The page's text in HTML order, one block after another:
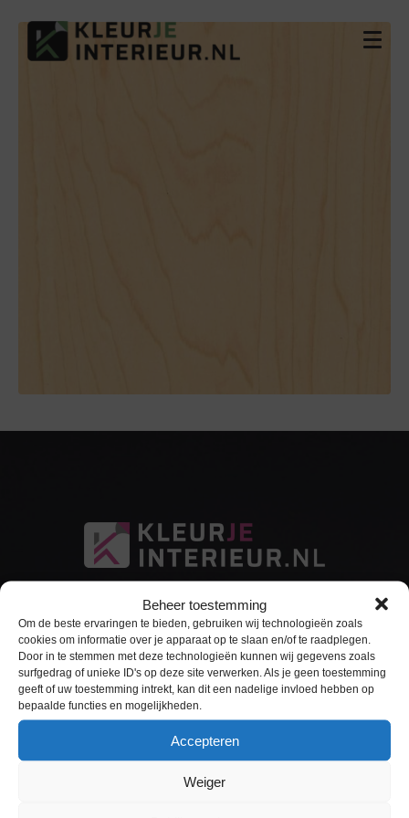
Beheer toestemming
Om de beste ervaringen te bieden, gebruiken wij technologieën zoals
cookies om informatie over je apparaat op te slaan en/of te raadplegen.
Door in te stemmen met deze technologieën kunnen wij gegevens zoals
surfgedrag of unieke ID's op deze site verwerken. Als je geen toestemming
geeft of uw toestemming intrekt, kan dit een nadelige invloed hebben op
bepaalde functies en mogelijkheden.
Accepteren
Weiger
Sitemap
Home
Interieurfolie